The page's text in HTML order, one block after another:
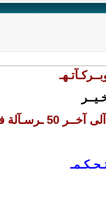
آلآنـ عــدلنـآ لكـمـ هـآكـ آخــر